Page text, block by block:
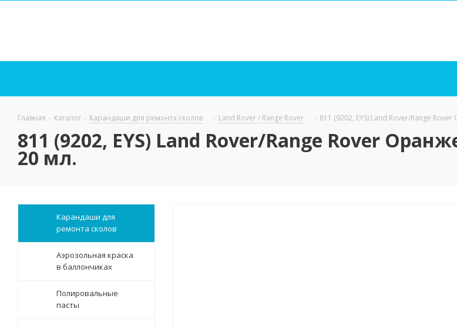
Главная - Каталог - Карандаши для ремонта сколов - Land Rover / Range Rover - 811 (9202, EYS) Land Rover/Range
811 (9202, EYS) Land Rover/Range Rover
20 мл.
Карандаши для
ремонта сколов
Аэрозольная краска
в баллончиках
Полировальные
пасты